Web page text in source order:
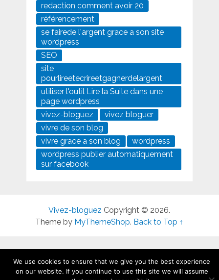
redaction comment avoir 20
référencement
se fairede l'argent grace a son site
wordpress
SEO
site
pourlireetecrireetgagnerdelargent
utiliser l'outil Lire la Suite dans une
page wordpress
vivez-bloguez
vivez bloguer
vivre de son blog
vivre grace a son blog
wordpress
wordpress publier automatiquement
sur facebook
Vivez-bloguez Copyright © 2026.
Theme by MyThemeShop. Back to Top ↑
We use cookies to ensure that we give you the best experience
on our website. If you continue to use this site we will assume